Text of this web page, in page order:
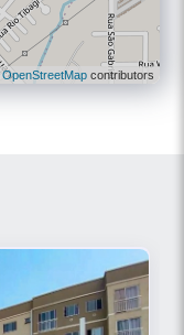
OpenStreetMapcontributors